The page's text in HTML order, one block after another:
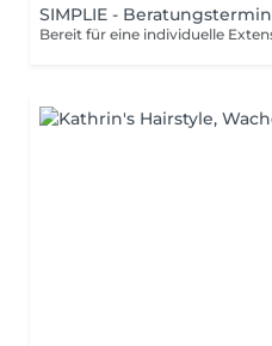
SIMPLIE - Beratungstermin